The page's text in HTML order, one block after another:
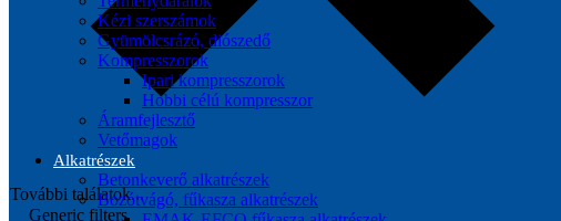
További találatok...
Generic filters
Kézi szerszámok
Gyümölcsrázó, diószedő
Kompresszorok
Ipari kompresszorok
Hobbi célú kompresszor
Áramfejlesztő
Vetőmagok
Alkatrészek
Betonkeverő alkatrészek
Bozótvágó, fűkasza alkatrészek